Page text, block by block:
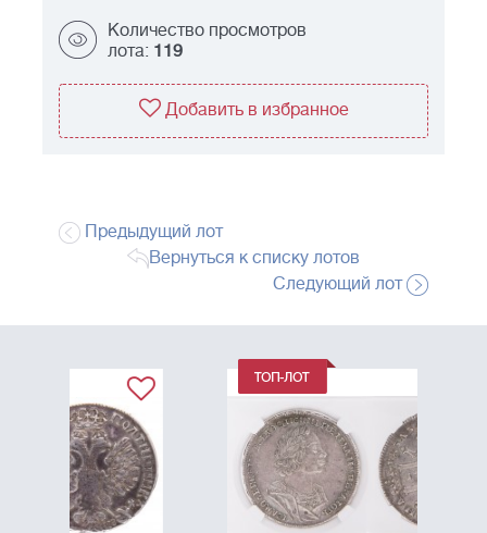
Количество просмотров
лота: 119
Добавить в избранное
Предыдущий лот
Вернуться к списку лотов
Следующий лот